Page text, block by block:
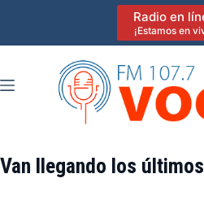
Radio en
¡Estamos en
Van llegando los